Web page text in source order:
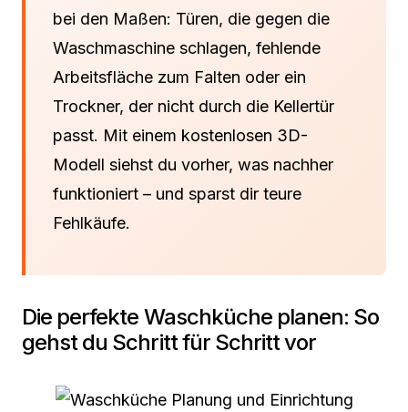
bei den Maßen: Türen, die gegen die
Waschmaschine schlagen, fehlende
Arbeitsfläche zum Falten oder ein
Trockner, der nicht durch die Kellertür
passt. Mit einem kostenlosen 3D-
Modell siehst du vorher, was nachher
funktioniert – und sparst dir teure
Fehlkäufe.
Die perfekte Waschküche planen: So
gehst du Schritt für Schritt vor